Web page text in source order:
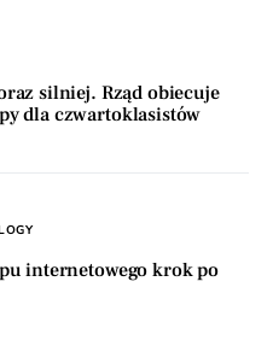
silniej. Rząd obiecuje
dla czwartoklasistów
internetowego krok po